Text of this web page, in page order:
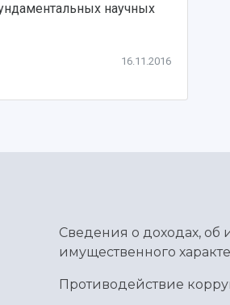
научных
16.11.2016
Сведения о доходах, об
имущественного
Противодействие